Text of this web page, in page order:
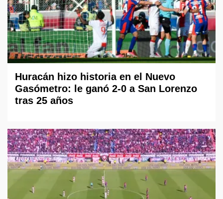
Huracán hizo historia en el Nuevo
Gasómetro: le ganó 2-0 a San Lorenzo
tras 25 años